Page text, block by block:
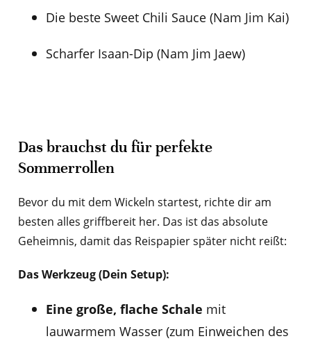
Die beste Sweet Chili Sauce (Nam Jim Kai)
Scharfer Isaan-Dip (Nam Jim Jaew)
Das brauchst du für perfekte
Sommerrollen
Bevor du mit dem Wickeln startest, richte dir am
besten alles griffbereit her. Das ist das absolute
Geheimnis, damit das Reispapier später nicht reißt:
Das Werkzeug (Dein Setup):
Eine große, flache Schale mit
lauwarmem Wasser (zum Einweichen des